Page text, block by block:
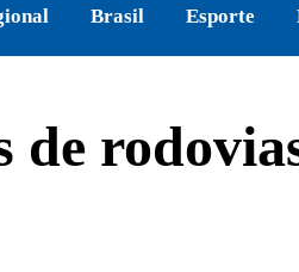
Brasil Esporte